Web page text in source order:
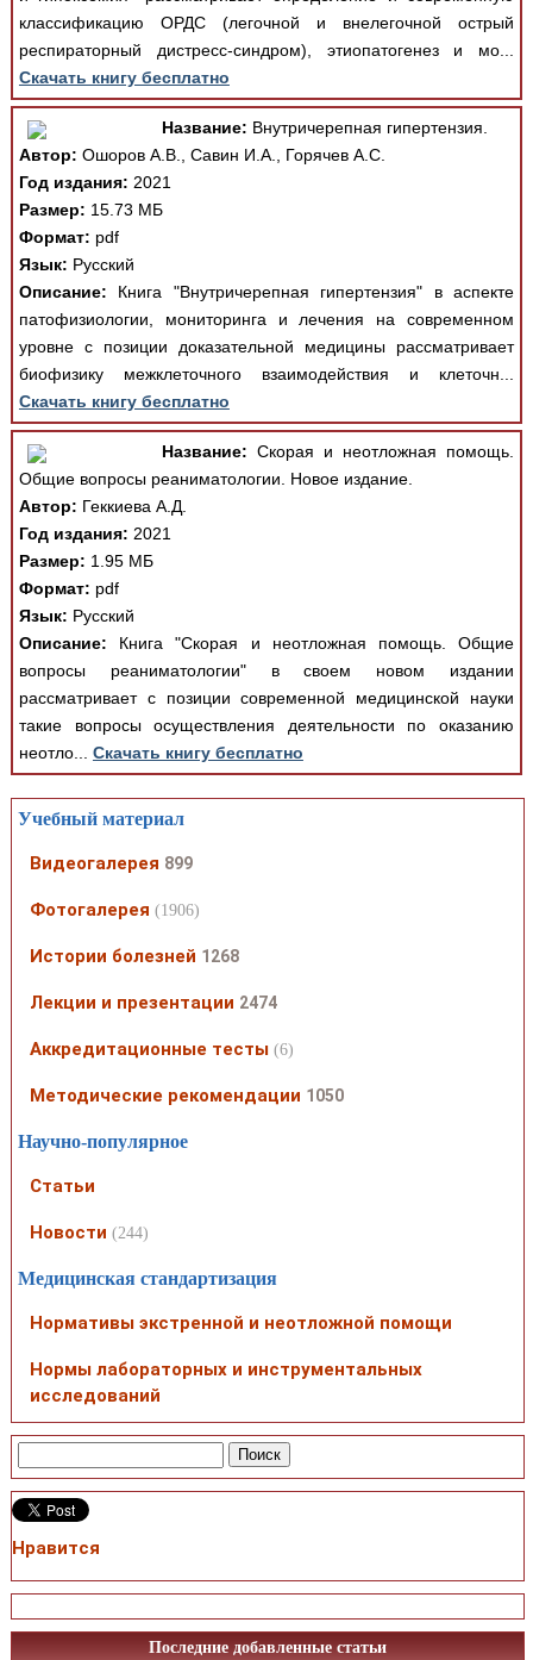
классификацию ОРДС (легочной и внелегочной острый
респираторный дистресс-синдром), этиопатогенез и мо...
Скачать книгу бесплатно
Название: Внутричерепная гипертензия.
Автор: Ошоров А.В., Савин И.А., Горячев А.С.
Год издания: 2021
Размер: 15.73 МБ
Формат: pdf
Язык: Русский
Описание: Книга "Внутричерепная гипертензия" в аспекте
патофизиологии, мониторинга и лечения на современном
уровне с позиции доказательной медицины рассматривает
биофизику межклеточного взаимодействия и клеточн...
Скачать книгу бесплатно
Название: Скорая и неотложная помощь.
Общие вопросы реаниматологии. Новое издание.
Автор: Геккиева А.Д.
Год издания: 2021
Размер: 1.95 МБ
Формат: pdf
Язык: Русский
Описание: Книга "Скорая и неотложная помощь. Общие
вопросы реаниматологии" в своем новом издании
рассматривает с позиции современной медицинской науки
такие вопросы осуществления деятельности по оказанию
неотло... Скачать книгу бесплатно
Учебный материал
Видеогалерея 899
Фотогалерея (1906)
Истории болезней 1268
Лекции и презентации 2474
Аккредитационные тесты (6)
Методические рекомендации 1050
Научно-популярное
Статьи
Новости (244)
Медицинская стандартизация
Нормативы экстренной и неотложной помощи
Нормы лабораторных и инструментальных
исследований
Нравится
Последние добавленные статьи